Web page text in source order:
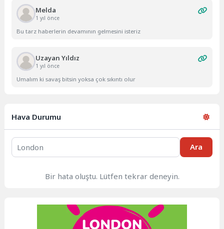
Melda
1 yıl önce
Bu tarz haberlerin devamının gelmesini isteriz
Uzayan Yıldız
1 yıl önce
Umalım ki savaş bitsin yoksa çok sıkıntı olur
Hava Durumu
Ara
Bir hata oluştu. Lütfen tekrar deneyin.